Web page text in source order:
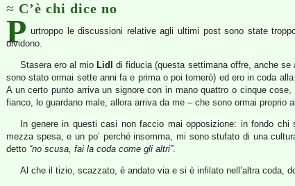
C’è chi dice no
P urtroppo le discussioni relative agli ultimi post sono state
dividono.
Stasera ero al mio Lidl di fiducia (questa settimana offre, anche
sono stato ormai sette anni fa e prima o poi tornerò) ed ero in coda
A un certo punto arriva un signore con in mano quattro o cinque
fianco, lo guardano male, allora arriva da me – che sono ormai proprio
In genere in questi casi non faccio mai opposizione: in fondo
mezza spesa, e un po’ perché insomma, mi sono stufato di una
detto “no scusa, fai la coda come gli altri”.
Al che il tizio, scazzato, è andato via e si è infilato nell’altra coda,